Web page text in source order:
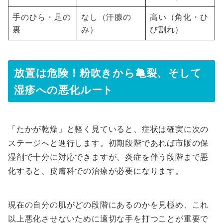
手のひら・足の
裏
なし（汗腺の
み）
高い（角化・ひ
び割れ）
放置は危険！粉吹きから亀裂、そして
湿疹への悪化ルート
「たかが乾燥」と軽く見ていると、症状は確実に次の
ステージへと進行します。初期段階であれば市販の保
湿剤で十分に対応できますが、炎症を伴う段階まで悪
化すると、皮膚科での治療が必要になります。
現在の自分の肌がどの段階にあるのかを見極め、これ
以上悪化させないために適切な手を打つことが重要で